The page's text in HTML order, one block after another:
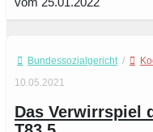
Bundessozialgericht /
10.05.2021
Das Verwirrspiel